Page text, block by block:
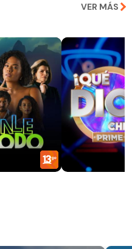
VER MÁS